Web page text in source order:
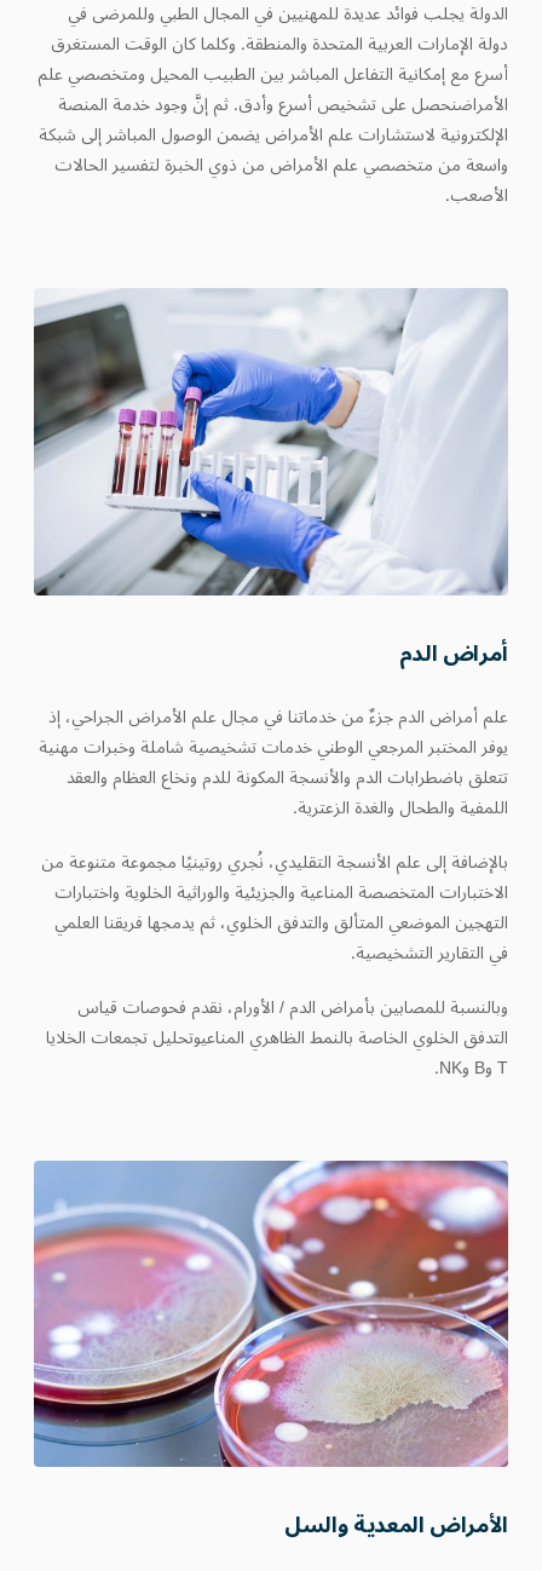
الدولة يجلب فوائد عديدة للمهنيين في المجال الطبي وللمرضى في
دولة الإمارات العربية المتحدة والمنطقة. وكلما كان الوقت المستغرق
أسرع مع إمكانية التفاعل المباشر بين الطبيب المحيل ومتخصصي علم
الأمراضنحصل على تشخيص أسرع وأدق. ثم إنَّ وجود خدمة المنصة
الإلكترونية لاستشارات علم الأمراض يضمن الوصول المباشر إلى شبكة
واسعة من متخصصي علم الأمراض من ذوي الخبرة لتفسير الحالات
الأصعب.
أمراض الدم
علم أمراض الدم جزءٌ من خدماتنا في مجال علم الأمراض الجراحي، إذ
يوفر المختبر المرجعي الوطني خدمات تشخيصية شاملة وخبرات مهنية
تتعلق باضطرابات الدم والأنسجة المكونة للدم ونخاع العظام والعقد
اللمفية والطحال والغدة الزعترية.
بالإضافة إلى علم الأنسجة التقليدي، نُجري روتينيًا مجموعة متنوعة من
الاختبارات المتخصصة المناعية والجزيئية والوراثية الخلوية واختبارات
التهجين الموضعي المتألق والتدفق الخلوي، ثم يدمجها فريقنا العلمي
في التقارير التشخيصية.
وبالنسبة للمصابين بأمراض الدم / الأورام، نقدم فحوصات قياس
التدفق الخلوي الخاصة بالنمط الظاهري المناعيوتحليل تجمعات الخلايا
T وB وNK.
الأمراض المعدية والسل